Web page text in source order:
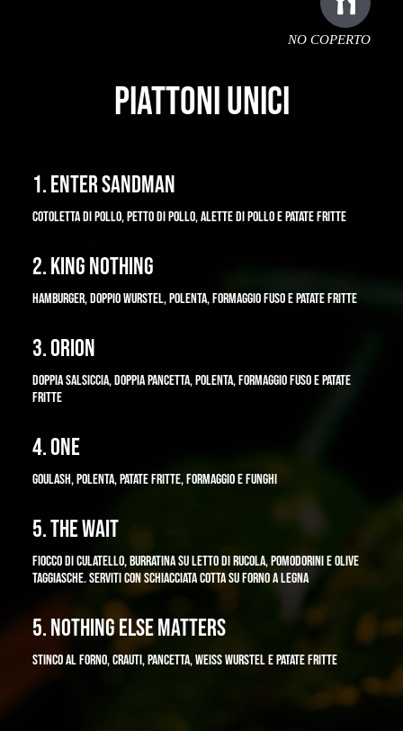
NO COPERTO
PIATTONI UNICI
1. ENTER SANDMAN
COTOLETTA DI POLLO, PETTO DI POLLO, ALETTE DI POLLO E PATATE FRITTE
2. KING NOTHING
HAMBURGER, DOPPIO WURSTEL, POLENTA, FORMAGGIO FUSO E PATATE FRITTE
3. ORION
DOPPIA SALSICCIA, DOPPIA PANCETTA, POLENTA, FORMAGGIO FUSO E PATATE
FRITTE
4. ONE
GOULASH, POLENTA, PATATE FRITTE, FORMAGGIO E FUNGHI
5. THE WAIT
FIOCCO DI CULATELLO, BURRATINA SU LETTO DI RUCOLA, POMODORINI E OLIVE
TAGGIASCHE.SERVITI CON SCHIACCIATA COTTA SU FORNO A LEGNA
5. NOTHING ELSE MATTERS
STINCO AL FORNO, CRAUTI, PANCETTA, WEISS WURSTEL E PATATE FRITTE